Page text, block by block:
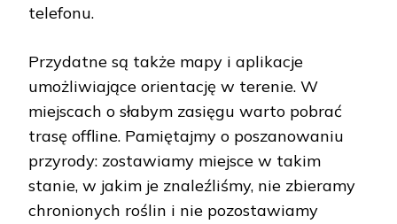
telefonu.
Przydatne są także mapy i aplikacje
umożliwiające orientację w terenie. W
miejscach o słabym zasięgu warto pobrać
trasę offline. Pamiętajmy o poszanowaniu
przyrody: zostawiamy miejsce w takim
stanie, w jakim je znaleźliśmy, nie zbieramy
chronionych roślin i nie pozostawiamy